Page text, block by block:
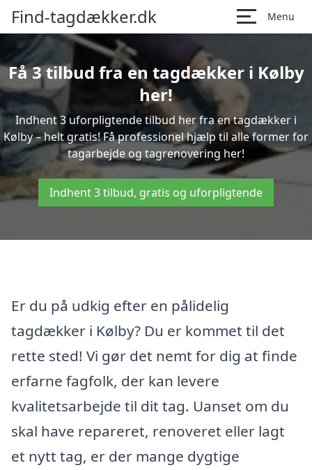
Find-tagdækker.dk Menu
Få 3 tilbud fra en tagdækker i Kølby
her!
Indhent 3 uforpligtende tilbud her fra en tagdækker i
Kølby – helt gratis! Få professionel hjælp til alle former for
tagarbejde og tagrenovering her!
Indhent 3 tilbud, gratis og uforpligtende
Er du på udkig efter en pålidelig
tagdækker i Kølby? Du er kommet til det
rette sted! Vi gør det nemt for dig at finde
erfarne fagfolk, der kan levere
kvalitetsarbejde til dit tag. Uanset om du
skal have repareret, renoveret eller lagt
et nytt tag, er der mange dygtige